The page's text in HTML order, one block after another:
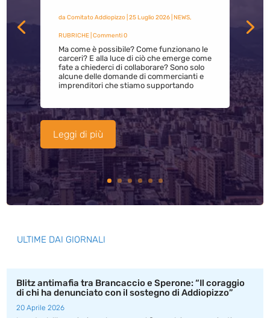
da Comitato Addiopizzo| 25 Luglio 2026| NEWS,
RUBRICHE| Commenti 0
Ma come è possibile? Come funzionano le
carceri? E alla luce di ciò che emerge come
fate a chiederci di collaborare? Sono solo
alcune delle domande di commercianti e
imprenditori che stiamo supportando
Leggi di più
ULTIME DAI GIORNALI
Blitz antimafia tra Brancaccio e Sperone: “Il coraggio
di chi ha denunciato con il sostegno di Addiopizzo”
20 Aprile 2026